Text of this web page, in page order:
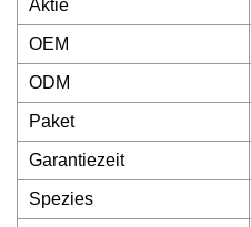
Aktie
OEM
ODM
Paket
Garantiezeit
Spezies